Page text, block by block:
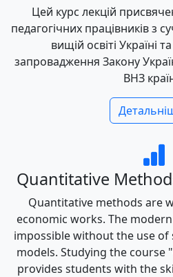
Цей курс лекцій
педагогічних працівників з
вищій освіті Україні
запровадження Закону
ВНЗ
Quantitative
Quantitative methods are
economic works. The
impossible without the use
models. Studying the course
provides students with the